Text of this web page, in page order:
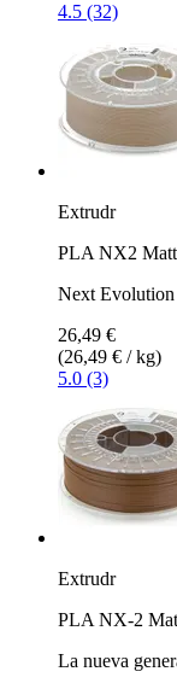
4.5 (32)
Extrudr
PLA NX2
Next
26,49 €
(26,49 € / kg)
5.0 (3)
Extrudr
PLA NX-2
La nueva